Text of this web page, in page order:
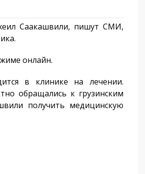
Саакашвили, пишут СМИ,
онлайн.
в клинике на лечении.
обращались к грузинским
получить медицинскую